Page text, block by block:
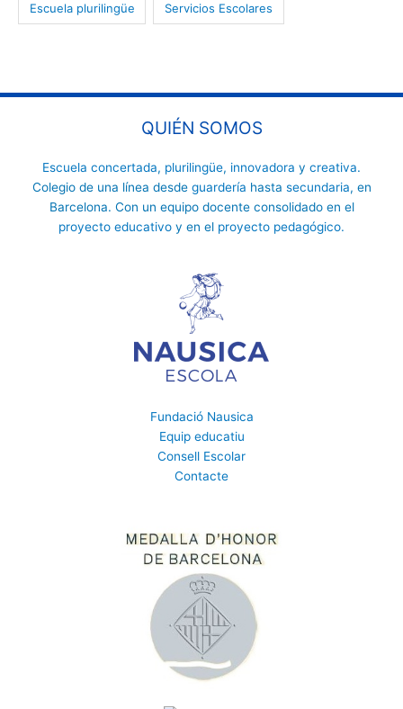
Escuela plurilingüe Servicios Escolares
QUIÉN SOMOS
Escuela concertada, plurilingüe, innovadora y creativa.
Colegio de una línea desde guardería hasta secundaria, en
Barcelona. Con un equipo docente consolidado en el
proyecto educativo y en el proyecto pedagógico.
Fundació Nausica
Equip educatiu
Consell Escolar
Contacte